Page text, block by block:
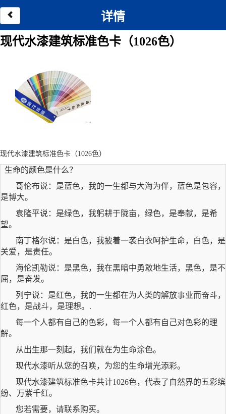
详情
现代水漆建筑标准色卡（1026色）
现代水漆建筑标准色卡（1026色）
生命的颜色是什么？
哥伦布说：是蓝色，我的一生都与大海为伴，蓝色是包容，
是博大。
袁隆平说：是绿色，我躬耕于陇亩，绿色，是奉献，是希
望。
南丁格尔说：是白色，我披着一袭白衣呵护生命，白色，是
关爱，是责任。
海伦凯勒说：是黑色，我在黑暗中勇敢地生活，黑色，是不
屈，是奋发。
列宁说：是红色，我的一生都在为人类的解放事业而奋斗，
红色，是战斗，是理想。 .
每一个人都有自己的色彩，每一个人都有自己对色彩的理
解。
从出生那一刻起，我们就在为生命涂色。
现代水漆听从您的召唤，为您的生命增光添彩。
现代水漆建筑标准色卡共计1026色，代表了自然界的五彩缤
纷、万紫千红。
您若需要，请联系购买。